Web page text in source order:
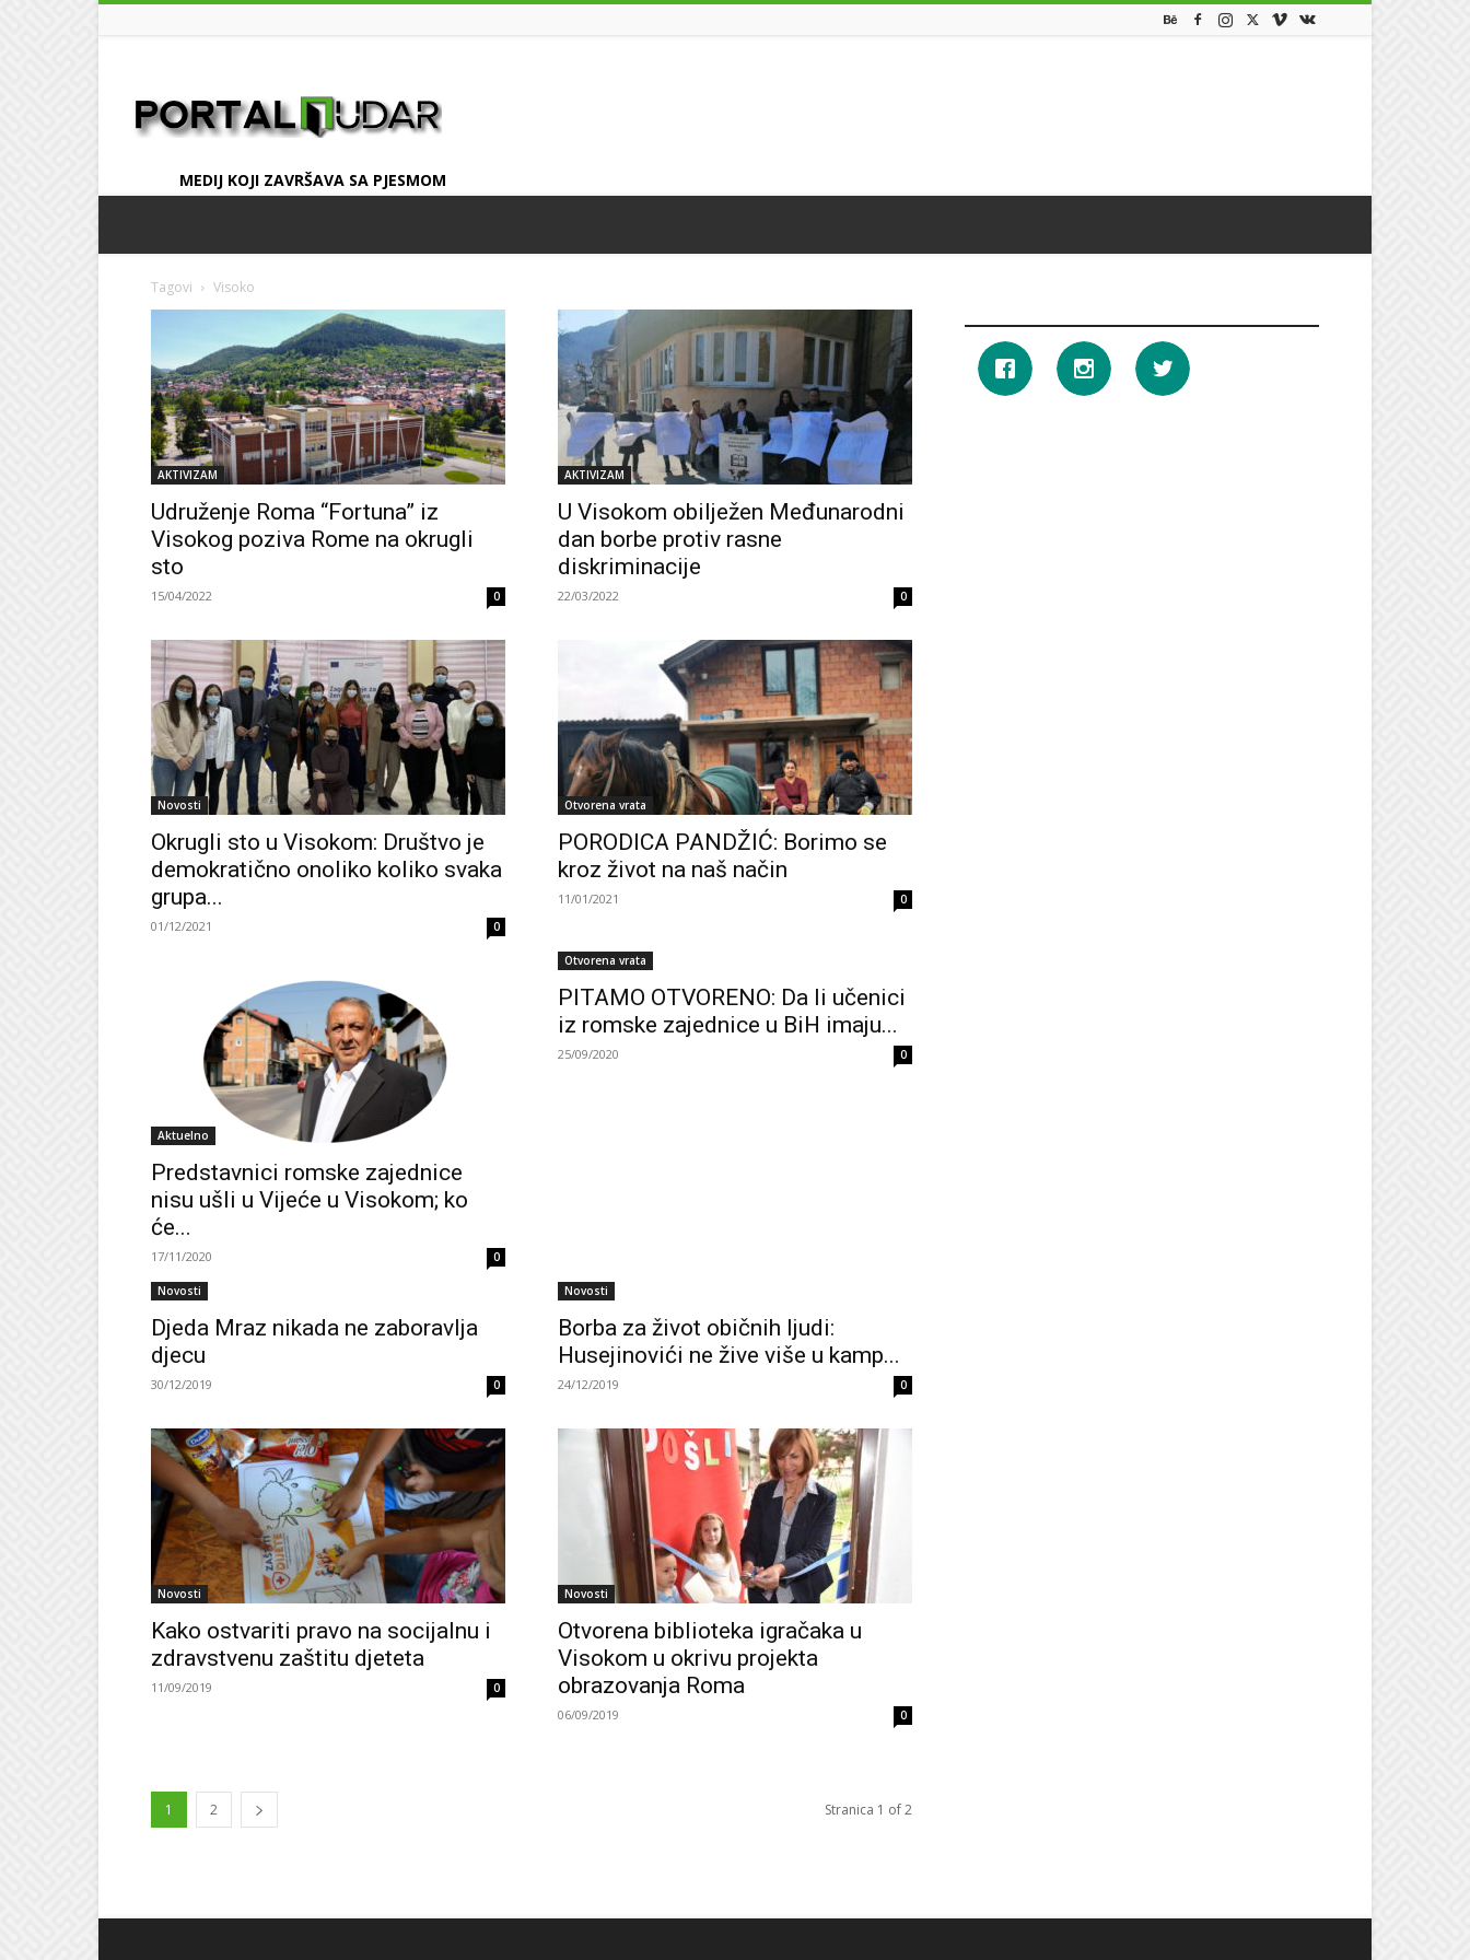
MEDIJ KOJI ZAVRŠAVA SA PJESMOM
Tagovi Visoko
AKTIVIZAM
Udruženje Roma “Fortuna” iz
Visokog poziva Rome na okrugli
sto
15/04/2022 0
AKTIVIZAM
U Visokom obilježen Međunarodni
dan borbe protiv rasne
diskriminacije
22/03/2022 0
Novosti
Okrugli sto u Visokom: Društvo je
demokratično onoliko koliko svaka
grupa...
01/12/2021 0
Otvorena vrata
PORODICA PANDŽIĆ: Borimo se
kroz život na naš način
11/01/2021 0
Aktuelno
Predstavnici romske zajednice
nisu ušli u Vijeće u Visokom; ko
će...
17/11/2020 0
Otvorena vrata
PITAMO OTVORENO: Da li učenici
iz romske zajednice u BiH imaju...
25/09/2020 0
Novosti
Djeda Mraz nikada ne zaboravlja
djecu
30/12/2019 0
Novosti
Borba za život običnih ljudi:
Husejinovići ne žive više u kamp...
24/12/2019 0
Novosti
Kako ostvariti pravo na socijalnu i
zdravstvenu zaštitu djeteta
11/09/2019 0
Novosti
Otvorena biblioteka igračaka u
Visokom u okrivu projekta
obrazovanja Roma
06/09/2019 0
1 2 Stranica 1 of 2